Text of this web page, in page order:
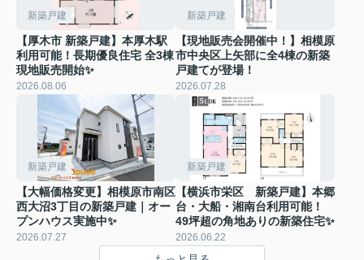
新築戸建
【厚木市 新築戸建】本厚木駅
利用可能！長期優良住宅 全3棟
現地販売開始✨
2026.08.06
新築戸建
【現地販売会開催中！】相模原
市中央区上矢部に全4棟の新築
戸建てが登場！
2026.07.28
新築戸建
【大幅価格変更】相模原市南区
西大沼3丁目の新築戸建｜オー
プンハウス実施中✨
2026.07.27
新築戸建
【横浜市栄区 新築戸建】本郷
台・大船・湘南台利用可能！
49坪超の角地ありの新築住宅✨
2026.06.22